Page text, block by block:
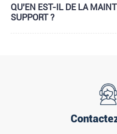
QU'EN EST-IL DE LA
SUPPORT ?